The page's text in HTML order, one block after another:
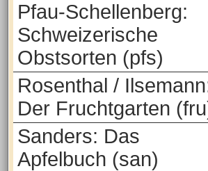
Pfau-Schellenberg:
Schweizerische
Obstsorten (pfs)
Rosenthal /
Der Fruchtgarten
Sanders: Das
Apfelbuch (san)